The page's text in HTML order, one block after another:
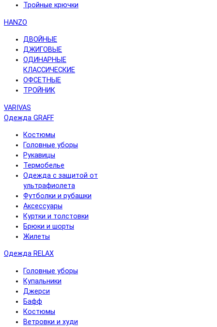
Тройные крючки
HANZO
ДВОЙНЫЕ
ДЖИГОВЫЕ
ОДИНАРНЫЕ
КЛАССИЧЕСКИЕ
ОФСЕТНЫЕ
ТРОЙНИК
VARIVAS
Одежда GRAFF
Костюмы
Головные уборы
Рукавицы
Термобелье
Одежда с защитой от
ультрафиолета
Футболки и рубашки
Аксессуары
Куртки и толстовки
Брюки и шорты
Жилеты
Одежда RELAX
Головные уборы
Купальники
Джерси
Бафф
Костюмы
Ветровки и худи